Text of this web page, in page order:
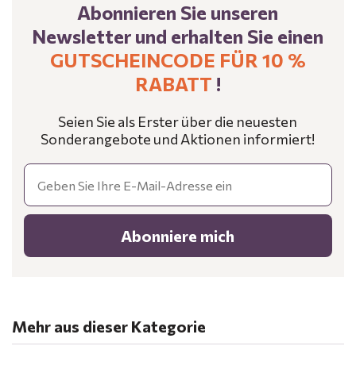
Abonnieren Sie unseren
Newsletter und erhalten Sie einen
GUTSCHEINCODE FÜR 10 %
RABATT !
Seien Sie als Erster über die neuesten
Sonderangebote und Aktionen informiert!
Email
Abonniere mich
Mehr aus dieser Kategorie